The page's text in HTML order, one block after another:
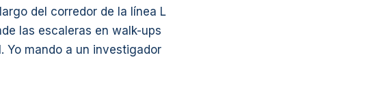
del corredor de la línea L
las escaleras en walk-ups
Yo mando a un investigador